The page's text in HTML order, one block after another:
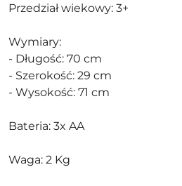
Przedział wiekowy: 3+
Wymiary:
- Długość: 70 cm
- Szerokość: 29 cm
- Wysokość: 71 cm
Bateria: 3x AA
Waga: 2 Kg